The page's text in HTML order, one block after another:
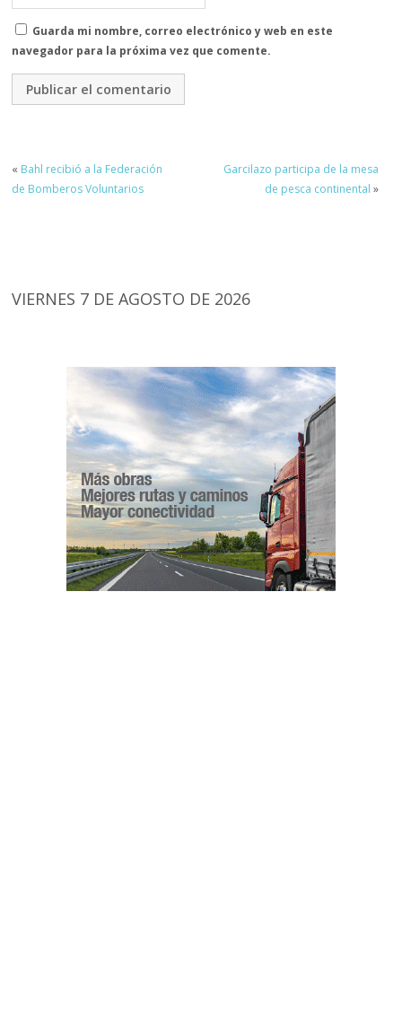
Guarda mi nombre, correo electrónico y web en este
navegador para la próxima vez que comente.
« Bahl recibió a la Federación
de Bomberos Voluntarios
Garcilazo participa de la mesa
de pesca continental »
VIERNES 7 DE AGOSTO DE 2026